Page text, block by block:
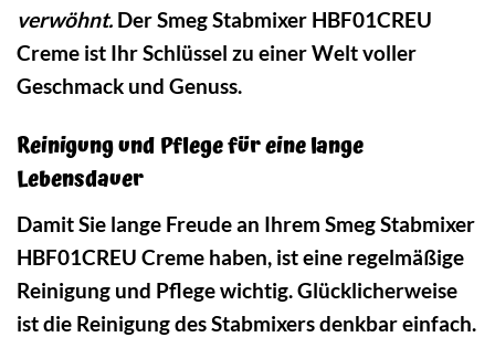
verwöhnt. Der Smeg Stabmixer HBF01CREU
Creme ist Ihr Schlüssel zu einer Welt voller
Geschmack und Genuss.
Reinigung und Pflege für eine lange
Lebensdauer
Damit Sie lange Freude an Ihrem Smeg Stabmixer
HBF01CREU Creme haben, ist eine regelmäßige
Reinigung und Pflege wichtig. Glücklicherweise
ist die Reinigung des Stabmixers denkbar einfach.